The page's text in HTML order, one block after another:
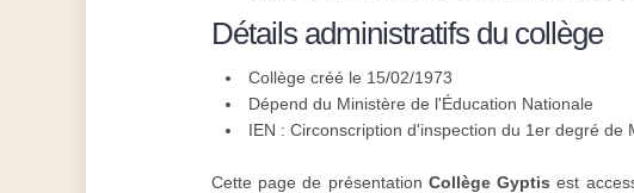
Détails administratifs du collège
Collège créé le 15/02/1973
Dépend du Ministère de l'Éducation Nationale
IEN : Circonscription d'inspection du 1er degré de
Cette page de présentation Collège Gyptis est